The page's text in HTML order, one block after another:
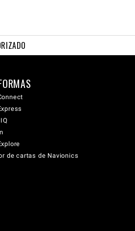
de cartas de Navionics